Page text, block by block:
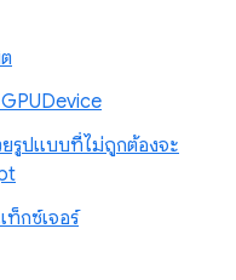
รูปแบบที่ไม่ถูกต้องจะ
ท็กซ์เจอร์